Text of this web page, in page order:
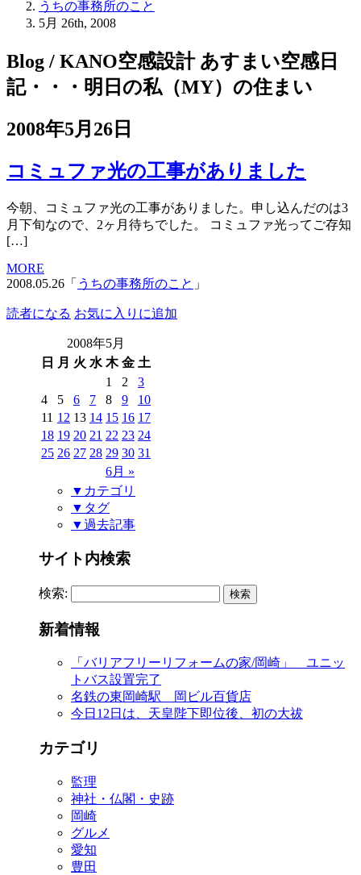
うちの事務所のこと
5月 26th, 2008
Blog / KANO空感設計 あすまい空感日
記・・・明日の私（MY）の住まい
2008年5月26日
コミュファ光の工事がありました
今朝、コミュファ光の工事がありました。申し込んだのは3
月下旬なので、2ヶ月待ちでした。 コミュファ光ってご存知
[…]
MORE
2008.05.26「 うちの事務所のこと 」
読者になる お気に入りに追加
2008年5月
日
月 火 水 木 金 土
6月 »
1 2
3
4
5 6 7 8 9
10
11 12 13 14 15 16 17
18 19 20 21 22 23 24
25 26 27 28 29 30 31
▼カテゴリ
▼タグ
▼過去記事
サイト内検索
検索:
新着情報
「バリアフリーリフォームの家/岡崎」 ユニッ
トバス設置完了
名鉄の東岡崎駅 岡ビル百貨店
今日12日は、天皇陛下即位後、初の大祓
カテゴリ
監理
神社・仏閣・史跡
岡崎
グルメ
愛知
豊田